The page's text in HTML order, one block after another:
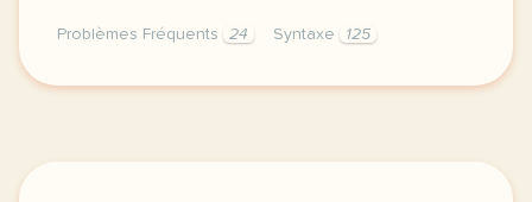
Problèmes Fréquents 24 Syntaxe 125
ordre incorrect des mots syntaxe ou des